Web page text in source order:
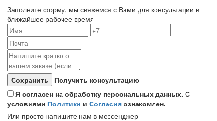
Заполните форму, мы свяжемся с Вами для консультации в
ближайшее рабочее время
Получить консультацию
Я согласен на обработку персональных данных. С
условиями Политики и Согласия ознакомлен.
Или просто напишите нам в мессенджер: